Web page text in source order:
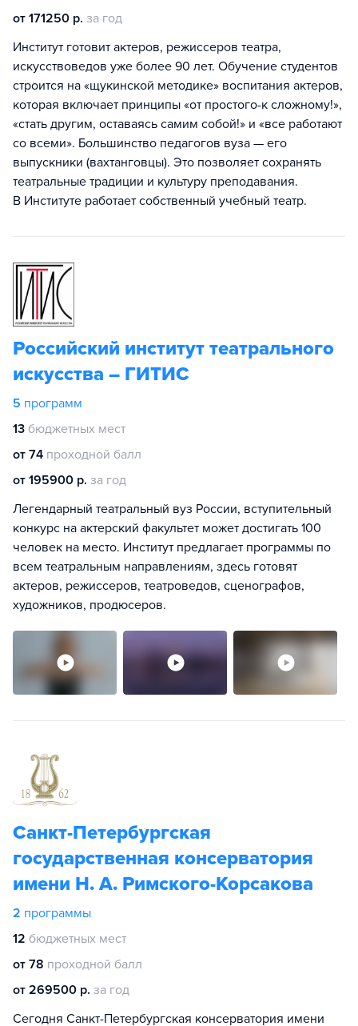
от 171250 р. за год
Институт готовит актеров, режиссеров театра,
искусствоведов уже более 90 лет. Обучение студентов
строится на «щукинской методике» воспитания актеров,
которая включает принципы «от простого-к сложному!»,
«стать другим, оставаясь самим собой!» и «все работают
со всеми». Большинство педагогов вуза — его
выпускники (вахтанговцы). Это позволяет сохранять
театральные традиции и культуру преподавания.
В Институте работает собственный учебный театр.
Российский институт театрального
искусства – ГИТИС
5 программ
13 бюджетных мест
от 74 проходной балл
от 195900 р. за год
Легендарный театральный вуз России, вступительный
конкурс на актерский факультет может достигать 100
человек на место. Институт предлагает программы по
всем театральным направлениям, здесь готовят
актеров, режиссеров, театроведов, сценографов,
художников, продюсеров.
Санкт-Петербургская
государственная консерватория
имени Н. А. Римского-Корсакова
2 программы
12 бюджетных мест
от 78 проходной балл
от 269500 р. за год
Сегодня Санкт-Петербургская консерватория имени